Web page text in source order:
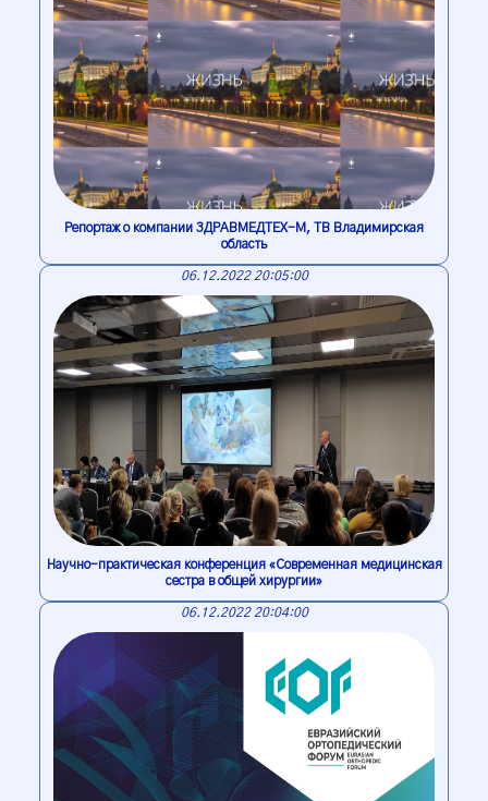
Репортаж о компании ЗДРАВМЕДТЕХ-М, ТВ Владимирская
область
06.12.2022 20:05:00
Научно-практическая конференция «Современная медицинская
сестра в общей хирургии»
06.12.2022 20:04:00